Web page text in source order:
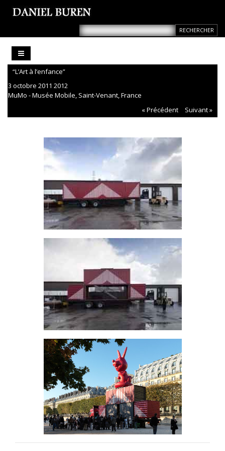
“L’Art à l’enfance”
3 octobre 2011 2012
MuMo - Musée Mobile, Saint-Venant, France
« Précédent
Suivant »